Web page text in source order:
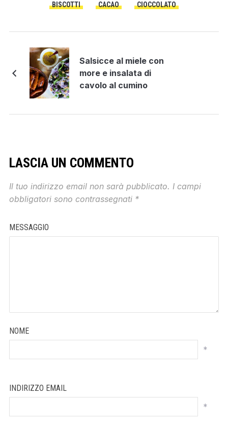
BISCOTTI CACAO CIOCCOLATO
Salsicce al miele con
more e insalata di
cavolo al cumino
LASCIA UN COMMENTO
Il tuo indirizzo email non sarà pubblicato. I campi
obbligatori sono contrassegnati *
MESSAGGIO
NOME
*
INDIRIZZO EMAIL
*